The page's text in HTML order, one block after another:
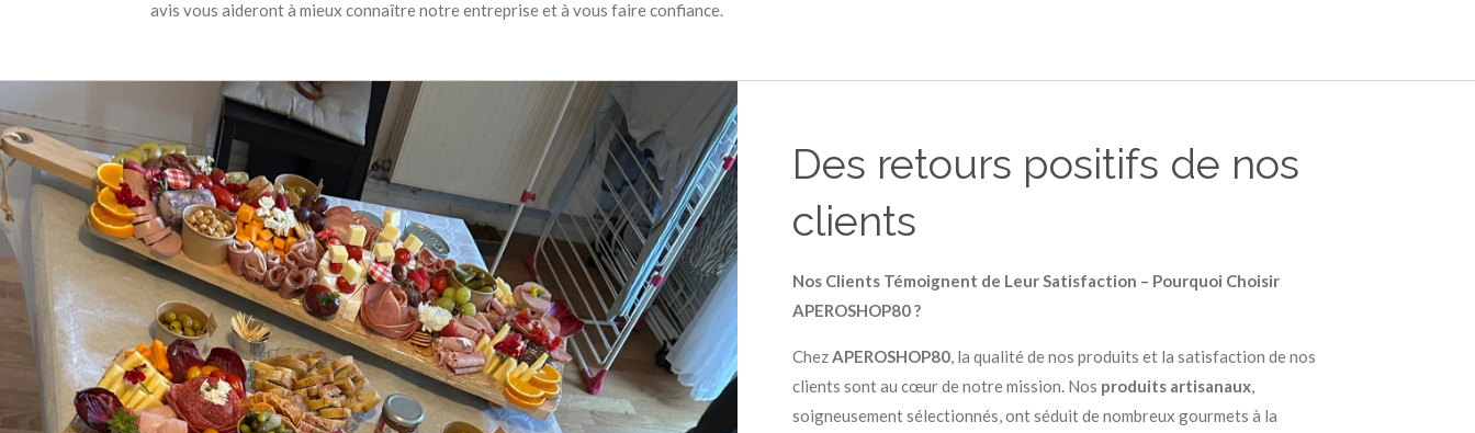
avis vous aideront à mieux connaître notre entreprise et à vous faire confiance.
Des retours positifs de nos
clients
Nos Clients Témoignent de Leur Satisfaction – Pourquoi Choisir
APEROSHOP80 ?
Chez APEROSHOP80, la qualité de nos produits et la satisfaction de nos
clients sont au cœur de notre mission. Nos produits artisanaux,
soigneusement sélectionnés, ont séduit de nombreux gourmets à la